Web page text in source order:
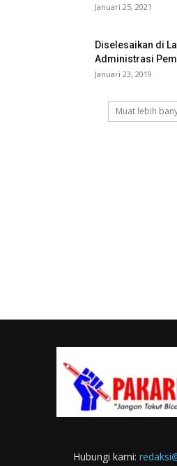
Januari 25, 2021
Diselesaikan di
Administrasi
Januari 23, 2019
Muat lebih
Hubungi kami: